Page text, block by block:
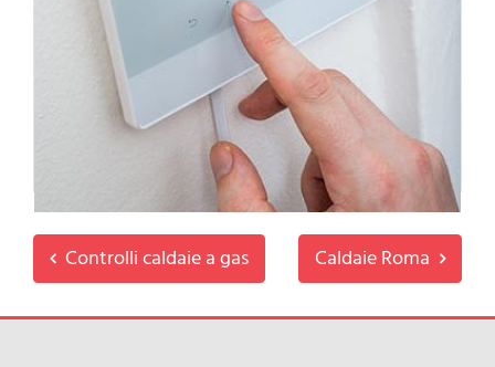
Sistemi di Termoregolazione
L’impianto di termoregolazione e il relativo sistema è
efficace e consente un controllo del riscaldamento e del
condizionamento domestico. Questo...
Controlli caldaie a gas Caldaie Roma